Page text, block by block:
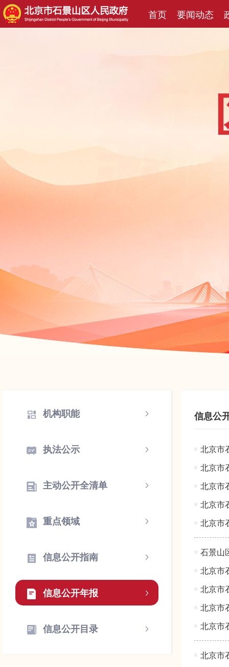
首页 要闻动态
机构职能
执法公示
主动公开全清单
重点领域
信息公开指南
信息公开年报
信息公开目录
信息公
北京市
北京市
北京市
北京市
北京市
石景山
北京市
北京市
北京市
北京市
北京市